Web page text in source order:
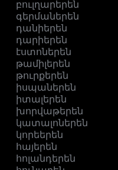
բուլղարերեն
գերմաներեն
դանիերեն
դարիերեն
էստոներեն
թամիլերեն
թուրքերեն
իսպաներեն
իտալերեն
խորվաթերեն
կատալոներեն
կորեերեն
հայերեն
հոլանդերեն